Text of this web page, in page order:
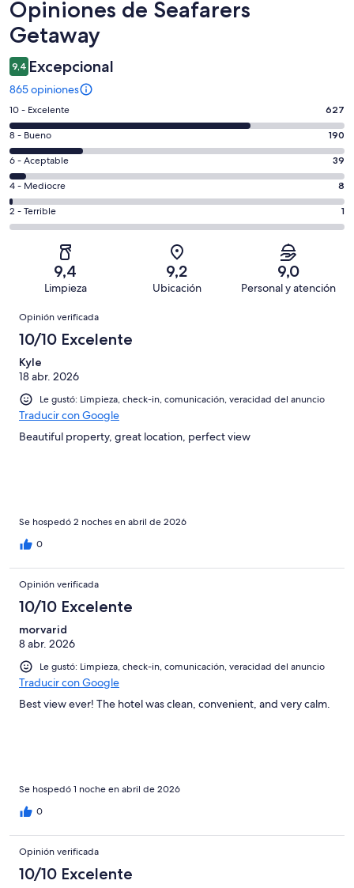
Opiniones
Opiniones de Seafarers
Getaway
9,4 Excepcional
865 opiniones
Evaluación:
10
-
Excelente.
627
de
865
opiniones
10 - Excelente 627
Evaluación:
8
-
Bueno.
190
de
865
opiniones
8 - Bueno 190
Evaluación:
6
-
Aceptable.
39
opiniones
6 - Aceptable 39
Evaluación:
4
-
4 - Mediocre 8
Evaluación:
2
865
opiniones
2 - Terrible 1
9,4
Limpieza
9,2
Ubicación
9,0
Personal y atención
Opiniones
Opinión verificada
10/10 Excelente
Kyle
18 abr. 2026
Le gustó: Limpieza, check-in, comunicación, veracidad del anuncio
Traducir con Google
Beautiful property, great location, perfect view
Se hospedó 2 noches en abril de 2026
0
Opinión verificada
10/10 Excelente
morvarid
8 abr. 2026
Le gustó: Limpieza, check-in, comunicación, veracidad del anuncio
Traducir con Google
Best view ever! The hotel was clean, convenient, and very calm.
Se hospedó 1 noche en abril de 2026
0
Opinión verificada
10/10 Excelente